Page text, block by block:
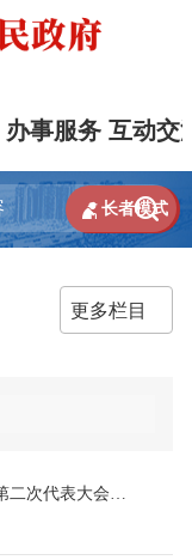
办事服务 互动交

 长者模式
更多栏目
聚焦党代会 | 中国共产党福州市长乐区第二次代表大会开幕 兰文作报告